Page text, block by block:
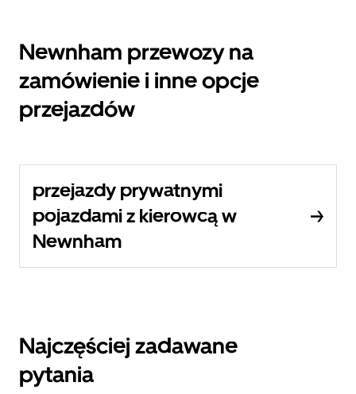
Newnham przewozy na
zamówienie i inne opcje
przejazdów
przejazdy prywatnymi
pojazdami z kierowcą w
Newnham
Najczęściej zadawane
pytania